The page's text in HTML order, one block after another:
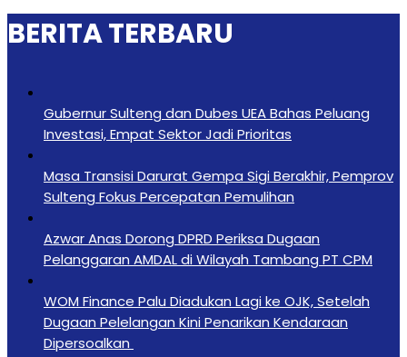
BERITA TERBARU
Gubernur Sulteng dan Dubes UEA Bahas Peluang
Investasi, Empat Sektor Jadi Prioritas
Masa Transisi Darurat Gempa Sigi Berakhir, Pemprov
Sulteng Fokus Percepatan Pemulihan
Azwar Anas Dorong DPRD Periksa Dugaan
Pelanggaran AMDAL di Wilayah Tambang PT CPM
‎WOM Finance Palu Diadukan Lagi ke OJK, Setelah
Dugaan Pelelangan Kini Penarikan Kendaraan
Dipersoalkan ‎